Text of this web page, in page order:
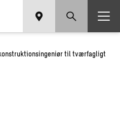
til tværfagligt